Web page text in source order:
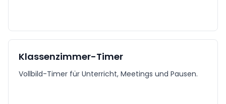
Klassenzimmer-Timer
Vollbild-Timer für Unterricht, Meetings und Pausen.